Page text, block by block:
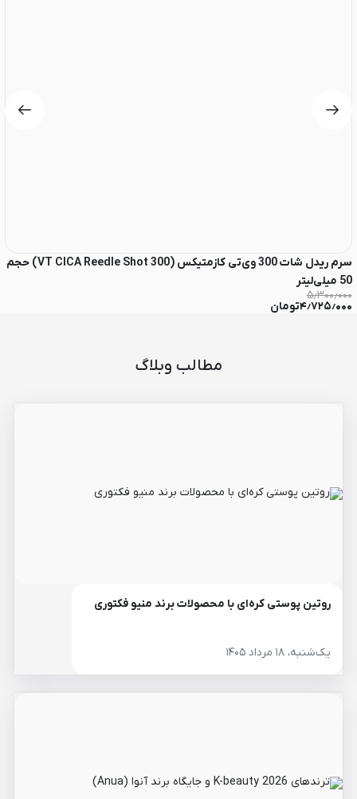
سرم ریدل شات 300 وی‌تی کازمتیکس (VT CICA Reedle Shot 300) حجم
50 میلی‌لیتر
۵٫۳۰۰٫۰۰۰
۴٫۷۲۵٫۰۰۰تومان
مطالب وبلاگ
روتین پوستی کره‌ای با محصولات برند منیو فکتوری
یک‌شنبه، ۱۸ مرداد ۱۴۰۵